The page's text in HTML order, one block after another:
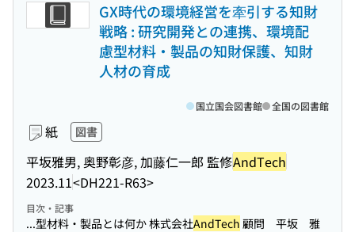
GX時代の環境経営を牽引する知財
戦略 : 研究開発との連携、環境配
慮型材料・製品の知財保護、知財
人材の育成
紙 図書
平坂雅男, 奥野彰彦, 加藤仁一郎 監修AndTech
2023.11<DH221-R63>
国立国会図書館 全国の図書館
目次・記事
...型材料・製品とは何か 株式会社AndTech 顧問 平坂 雅